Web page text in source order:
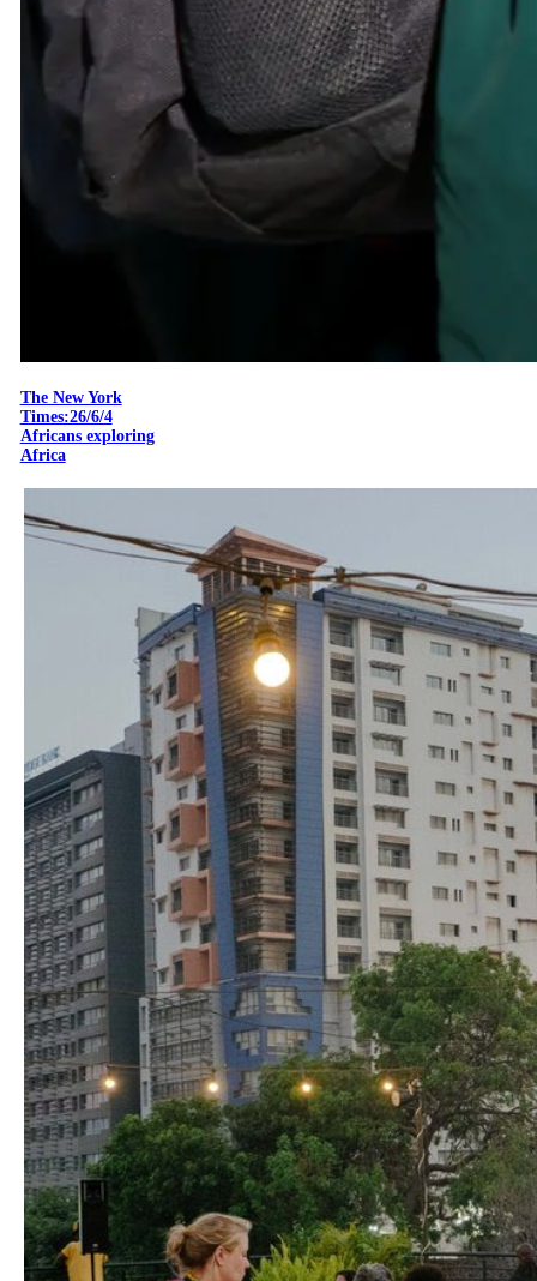
The New York
Times:26/6/4
Africans exploring
Africa